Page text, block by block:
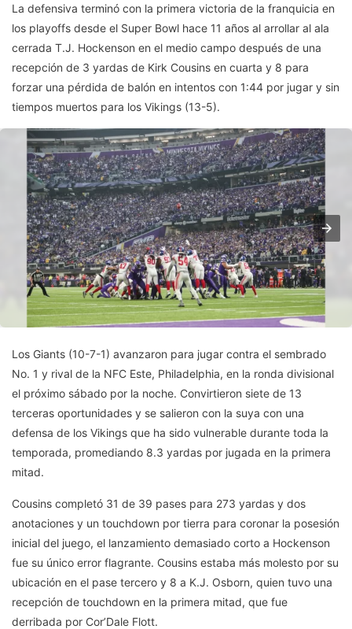
La defensiva terminó con la primera victoria de la franquicia en
los playoffs desde el Super Bowl hace 11 años al arrollar al ala
cerrada T.J. Hockenson en el medio campo después de una
recepción de 3 yardas de Kirk Cousins en cuarta y 8 para
forzar una pérdida de balón en intentos con 1:44 por jugar y sin
tiempos muertos para los Vikings (13-5).
Los Giants (10-7-1) avanzaron para jugar contra el sembrado
No. 1 y rival de la NFC Este, Philadelphia, en la ronda divisional
el próximo sábado por la noche. Convirtieron siete de 13
terceras oportunidades y se salieron con la suya con una
defensa de los Vikings que ha sido vulnerable durante toda la
temporada, promediando 8.3 yardas por jugada en la primera
mitad.
Cousins completó 31 de 39 pases para 273 yardas y dos
anotaciones y un touchdown por tierra para coronar la posesión
inicial del juego, el lanzamiento demasiado corto a Hockenson
fue su único error flagrante. Cousins estaba más molesto por su
ubicación en el pase tercero y 8 a K.J. Osborn, quien tuvo una
recepción de touchdown en la primera mitad, que fue
derribada por Cor’Dale Flott.